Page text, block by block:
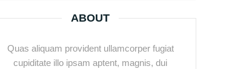
ABOUT
Quas aliquam provident ullamcorper fugiat
cupiditate illo ipsam aptent, magnis, dui